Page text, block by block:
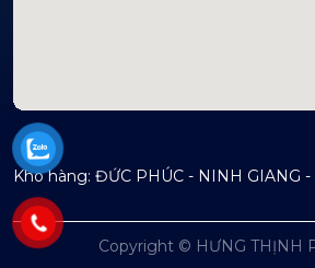
mapembeds.com
Kho hàng: ĐỨC PHÚC - NINH GIANG
Copyright © HƯNG THỊNH